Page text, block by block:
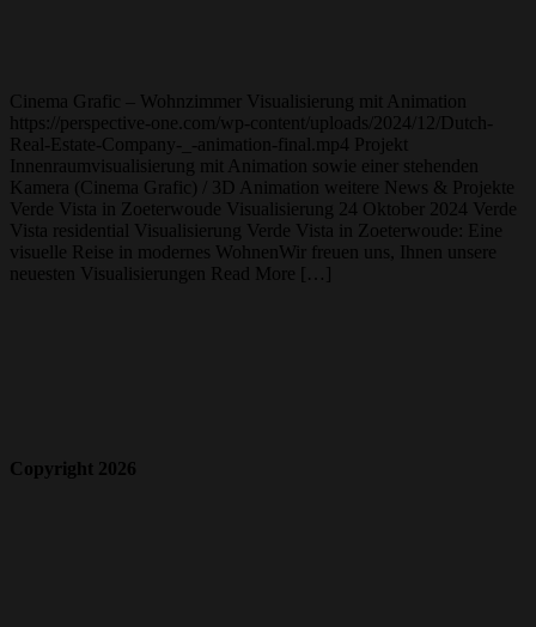
Cinema Grafic – Wohnzimmer Visualisierung mit Animation
https://perspective-one.com/wp-content/uploads/2024/12/Dutch-
Real-Estate-Company-_-animation-final.mp4 Projekt
Innenraumvisualisierung mit Animation sowie einer stehenden
Kamera (Cinema Grafic) / 3D Animation weitere News & Projekte
Verde Vista in Zoeterwoude Visualisierung 24 Oktober 2024 Verde
Vista residential Visualisierung Verde Vista in Zoeterwoude: Eine
visuelle Reise in modernes WohnenWir freuen uns, Ihnen unsere
neuesten Visualisierungen Read More […]
Copyright 2026